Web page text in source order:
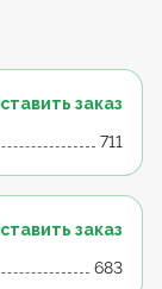
заказ
711
заказ
683